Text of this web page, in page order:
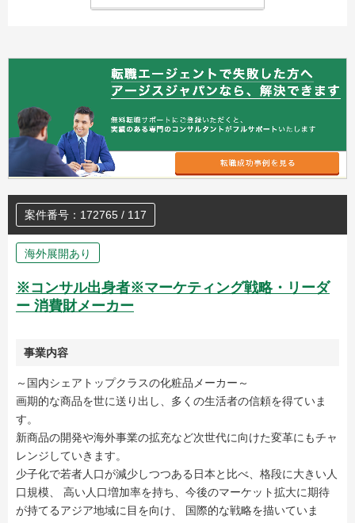
案件番号：172765 / 117
海外展開あり
※コンサル出身者※マーケティング戦略・リーダ
ー 消費財メーカー
事業内容
～国内シェアトップクラスの化粧品メーカー～
画期的な商品を世に送り出し、多くの生活者の信頼を得ていま
す。
新商品の開発や海外事業の拡充など次世代に向けた変革にもチャ
レンジしていきます。
少子化で若者人口が減少しつつある日本と比べ、格段に大きい人
口規模、 高い人口増加率を持ち、今後のマーケット拡大に期待
が持てるアジア地域に目を向け、 国際的な戦略を描いていま